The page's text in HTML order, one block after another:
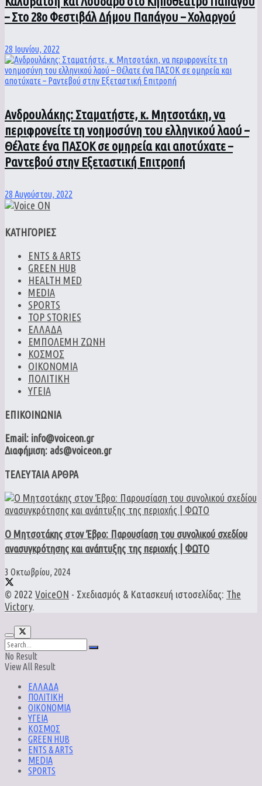
– Στο 28ο Φεστιβάλ Δήμου Παπάγου – Χολαργού
28 Ιουνίου, 2022
Ανδρουλάκης: Σταματήστε, κ. Μητσοτάκη, να
περιφρονείτε τη νοημοσύνη του ελληνικού λαού –
Θέλατε ένα ΠΑΣΟΚ σε ομηρεία και αποτύχατε –
Ραντεβού στην Εξεταστική Επιτροπή
28 Αυγούστου, 2022
ΚΑΤΗΓΟΡΙΕΣ
ENTS & ARTS
GREEN HUB
HEALTH MED
MEDIA
SPORTS
TOP STORIES
ΕΛΛΑΔΑ
ΕΜΠΟΛΕΜΗ ΖΩΝΗ
ΚΟΣΜΟΣ
ΟΙΚΟΝΟΜΙΑ
ΠΟΛΙΤΙΚΗ
ΥΓΕΙΑ
ΕΠΙΚΟΙΝΩΝΙΑ
Email: info@voiceon.gr
Διαφήμιση: ads@voiceon.gr
ΤΕΛΕΥΤΑΙΑ ΑΡΘΡΑ
Ο Μητσοτάκης στον Έβρο: Παρουσίαση του συνολικού σχεδίου
ανασυγκρότησης και ανάπτυξης της περιοχής | ΦΩΤΟ
3 Οκτωβρίου, 2024
© 2022 VoiceON - Σχεδιασμός & Κατασκευή ιστοσελίδας: The
Victory.
No Result
View All Result
ΕΛΛΑΔΑ
ΠΟΛΙΤΙΚΗ
ΟΙΚΟΝΟΜΙΑ
ΥΓΕΙΑ
ΚΟΣΜΟΣ
GREEN HUB
ENTS & ARTS
MEDIA
SPORTS